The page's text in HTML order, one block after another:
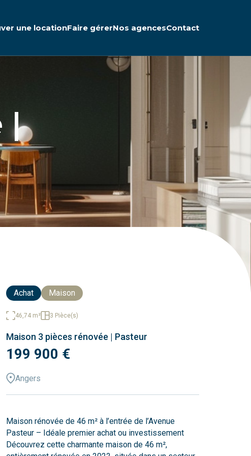
une locationFaire gérerNos agencesContact
|
Achat Maison
46,74 m² 3 Pièce(s)
Maison 3 pièces rénovée | Pasteur
199 900 €
Angers
Maison rénovée de 46 m² à l’entrée de l’Avenue
Pasteur – Idéale premier achat ou investissement
Découvrez cette charmante maison de 46 m²,